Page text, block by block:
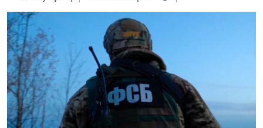
İNSAN AQLARI
VİDEO
SÜRET
BLOGLAR
FİKİR